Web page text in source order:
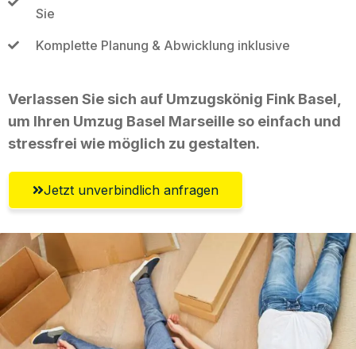
Sie
Komplette Planung & Abwicklung inklusive
Verlassen Sie sich auf Umzugskönig Fink Basel,
um Ihren Umzug Basel Marseille so einfach und
stressfrei wie möglich zu gestalten.
Jetzt unverbindlich anfragen